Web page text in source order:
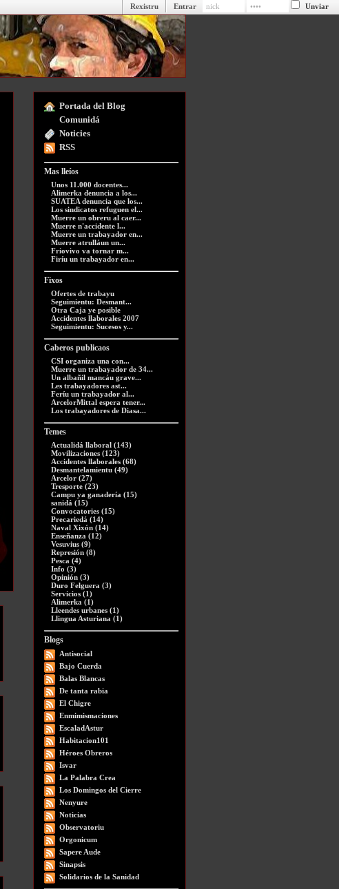
Entrar
Rexistru
Portada del Blog
Comunidá
Noticies
RSS
Mas lleíos
Unos 11.000 docentes...
Alimerka denuncia a los...
SUATEA denuncia que los...
Los sindicatos refuguen el...
Muerre un obreru al caer...
Muerre n'accidente l...
Muerre un trabayador en...
Muerre atrulláun un...
Friovivo va tornar m...
Firíu un trabayador en...
Fixos
Ofertes de trabayu
Seguimientu: Desmant...
Otra Caja ye posible
Accidentes llaborales 2007
Seguimientu: Sucesos y...
Caberos publicaos
CSI organiza una con...
Muerre un trabayador de 34...
Un albañil mancáu grave...
Les trabayadores ast...
Feríu un trabayador al...
ArcelorMittal espera tener...
Los trabayadores de Diasa...
Temes
Actualidá llaboral (143)
Movilizaciones (123)
Accidentes llaborales (68)
Desmantelamientu (49)
Arcelor (27)
Tresporte (23)
Campu ya ganadería (15)
sanidá (15)
Convocatories (15)
Precariedá (14)
Naval Xixón (14)
Enseñanza (12)
Vesuvius (9)
Represión (8)
Pesca (4)
Info (3)
Opinión (3)
Duro Felguera (3)
Servicios (1)
Alimerka (1)
Lleendes urbanes (1)
Llingua Asturiana (1)
Blogs
Antisocial
Bajo Cuerda
Balas Blancas
De tanta rabia
El Chigre
Enmimismaciones
EscaladAstur
Habitacion101
Héroes Obreros
Isvar
La Palabra Crea
Los Domingos del Cierre
Nenyure
Noticias
Observatoriu
Orgonicum
Sapere Aude
Sinapsis
Solidarios de la Sanidad